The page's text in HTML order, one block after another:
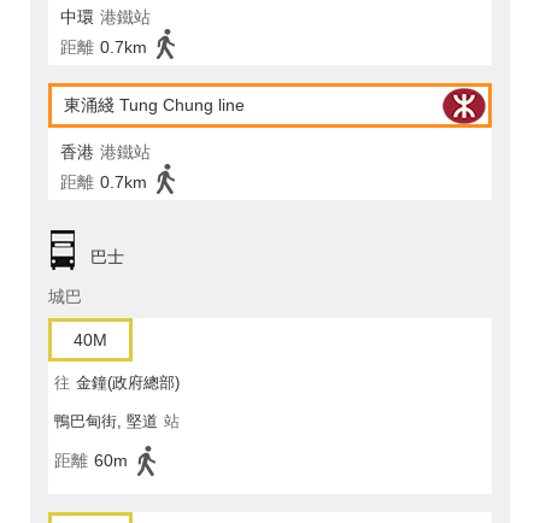
中環 港鐵站
距離 0.7km
東涌綫 Tung Chung line
香港 港鐵站
距離 0.7km
巴士
城巴
40M
往 金鐘(政府總部)
鴨巴甸街, 堅道 站
距離 60m